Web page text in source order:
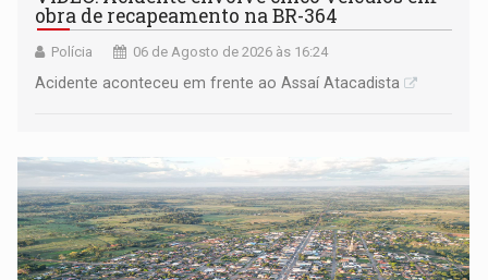
obra de recapeamento na BR-364
Polícia 06 de Agosto de 2026 às 16:24
Acidente aconteceu em frente ao Assaí Atacadista